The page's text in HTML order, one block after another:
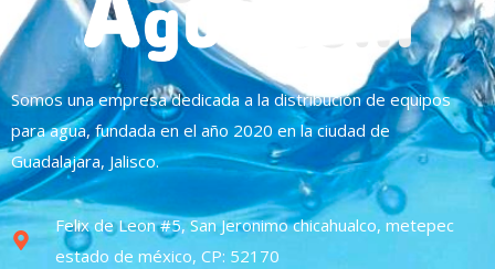
Somos una empresa dedicada a la distribución de equipos
para agua, fundada en el año 2020 en la ciudad de
Guadalajara, Jalisco.
Felix de Leon #5, San Jeronimo chicahualco, metepec
estado de méxico, CP: 52170